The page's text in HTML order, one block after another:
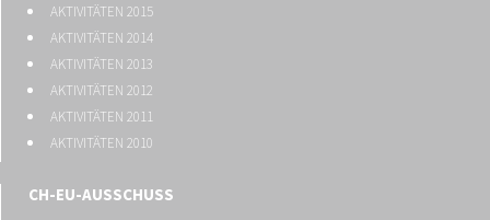
AKTIVITÄTEN 2015
AKTIVITÄTEN 2014
AKTIVITÄTEN 2013
AKTIVITÄTEN 2012
AKTIVITÄTEN 2011
AKTIVITÄTEN 2010
CH-EU-AUSSCHUSS